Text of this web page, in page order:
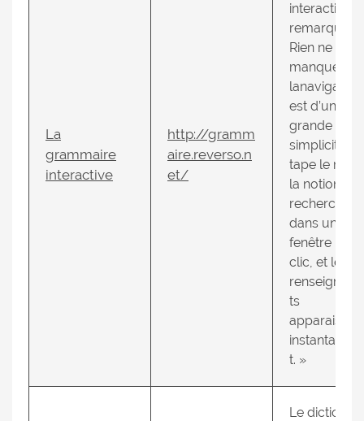
La
grammaire
interactive
http://gramm
aire.reverso.n
et/
interactive
Rien ne
manque et
lanavigation
est d’une
grande
simplicité.
tape le mot
la notion
recherchée
dans une
fenêtre : un
clic, et les
ts
t. »
Le